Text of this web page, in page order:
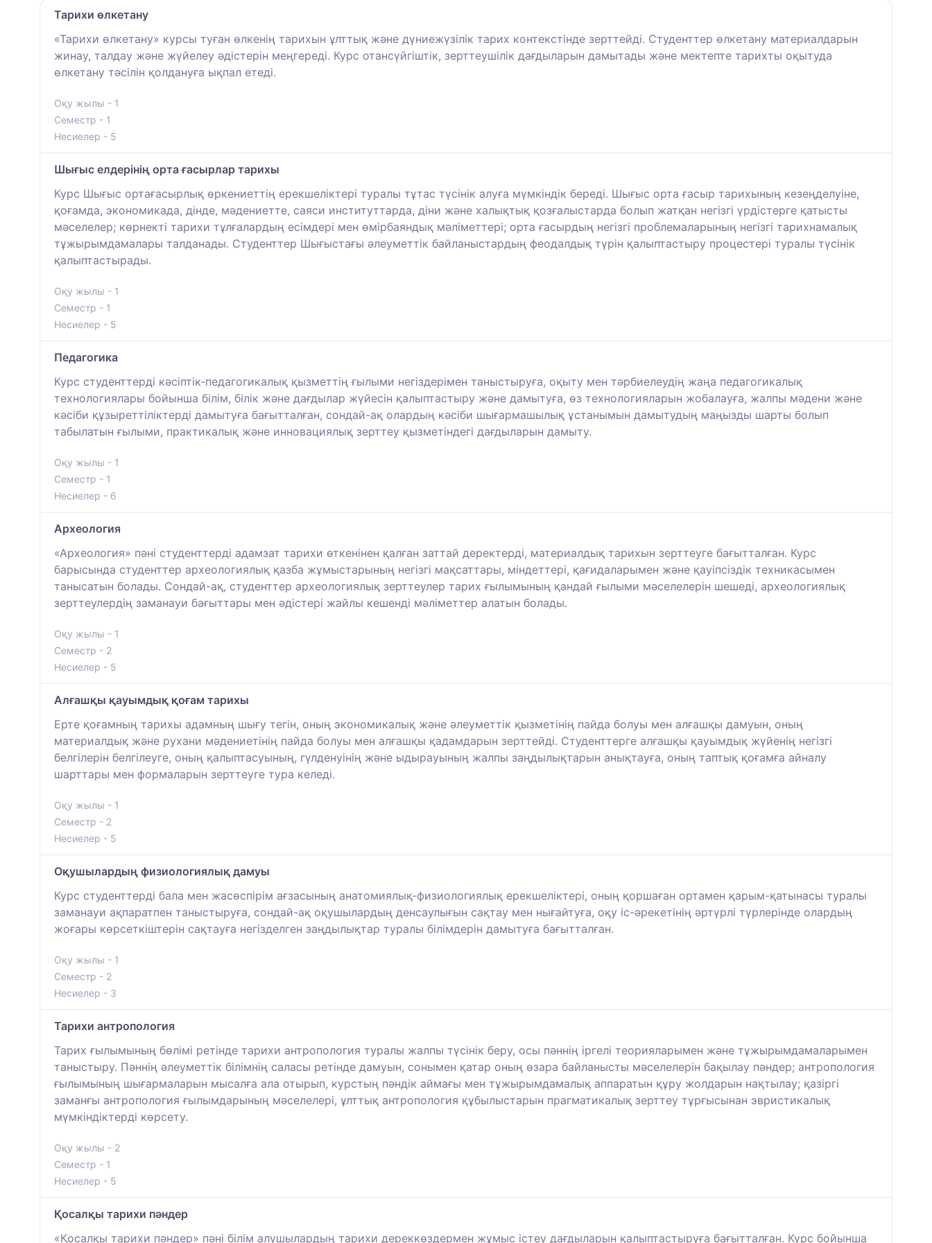
Тарихи өлкетану
«Тарихи өлкетану» курсы туған өлкенің тарихын ұлттық және дүниежүзілік тарих контекстінде зерттейді. Студенттер өлкетану материалдарын
жинау, талдау және жүйелеу әдістерін меңгереді. Курс отансүйгіштік, зерттеушілік дағдыларын дамытады және мектепте тарихты оқытуда
өлкетану тәсілін қолдануға ықпал етеді.
Оқу жылы - 1
Семестр - 1
Несиелер - 5
Шығыс елдерінің орта ғасырлар тарихы
Курс Шығыс ортағасырлық өркениеттің ерекшеліктері туралы тұтас түсінік алуға мүмкіндік береді. Шығыс орта ғасыр тарихының кезеңделуіне,
қоғамда, экономикада, дінде, мәдениетте, саяси институттарда, діни және халықтық қозғалыстарда болып жатқан негізгі үрдістерге қатысты
мәселелер; көрнекті тарихи тұлғалардың есімдері мен өмірбаяндық мәліметтері; орта ғасырдың негізгі проблемаларының негізгі тарихнамалық
тұжырымдамалары талданады. Студенттер Шығыстағы әлеуметтік байланыстардың феодалдық түрін қалыптастыру процестері туралы түсінік
қалыптастырады.
Оқу жылы - 1
Семестр - 1
Несиелер - 5
Педагогика
Курс студенттерді кәсіптік-педагогикалық қызметтің ғылыми негіздерімен таныстыруға, оқыту мен тәрбиелеудің жаңа педагогикалық
технологиялары бойынша білім, білік және дағдылар жүйесін қалыптастыру және дамытуға, өз технологияларын жобалауға, жалпы мәдени және
кәсіби құзыреттіліктерді дамытуға бағытталған, сондай-ақ олардың кәсіби шығармашылық ұстанымын дамытудың маңызды шарты болып
табылатын ғылыми, практикалық және инновациялық зерттеу қызметіндегі дағдыларын дамыту.
Оқу жылы - 1
Семестр - 1
Несиелер - 6
Археология
«Археология» пәні студенттерді адамзат тарихи өткенінен қалған заттай деректерді, материалдық тарихын зерттеуге бағытталған. Курс
барысында студенттер археологиялық қазба жұмыстарының негізгі мақсаттары, міндеттері, қағидаларымен және қауіпсіздік техникасымен
танысатын болады. Сондай-ақ, студенттер археологиялық зерттеулер тарих ғылымының қандай ғылыми мәселелерін шешеді, археологиялық
зерттеулердің заманауи бағыттары мен әдістері жайлы кешенді мәліметтер алатын болады.
Оқу жылы - 1
Семестр - 2
Несиелер - 5
Алғашқы қауымдық қоғам тарихы
Ерте қоғамның тарихы адамның шығу тегін, оның экономикалық және әлеуметтік қызметінің пайда болуы мен алғашқы дамуын, оның
материалдық және рухани мәдениетінің пайда болуы мен алғашқы қадамдарын зерттейді. Студенттерге алғашқы қауымдық жүйенің негізгі
белгілерін белгілеуге, оның қалыптасуының, гүлденуінің және ыдырауының жалпы заңдылықтарын анықтауға, оның таптық қоғамға айналу
шарттары мен формаларын зерттеуге тура келеді.
Оқу жылы - 1
Семестр - 2
Несиелер - 5
Оқушылардың физиологиялық дамуы
Курс студенттерді бала мен жасөспірім ағзасының анатомиялық-физиологиялық ерекшеліктері, оның қоршаған ортамен қарым-қатынасы туралы
заманауи ақпаратпен таныстыруға, сондай-ақ оқушылардың денсаулығын сақтау мен нығайтуға, оқу іс-әрекетінің әртүрлі түрлерінде олардың
жоғары көрсеткіштерін сақтауға негізделген заңдылықтар туралы білімдерін дамытуға бағытталған.
Оқу жылы - 1
Семестр - 2
Несиелер - 3
Тарихи антропология
Тарих ғылымының бөлімі ретінде тарихи антропология туралы жалпы түсінік беру, осы пәннің іргелі теорияларымен және тұжырымдамаларымен
таныстыру. Пәннің әлеуметтік білімнің саласы ретінде дамуын, сонымен қатар оның өзара байланысты мәселелерін бақылау пәндер; антропология
ғылымының шығармаларын мысалға ала отырып, курстың пәндік аймағы мен тұжырымдамалық аппаратын құру жолдарын нақтылау; қазіргі
заманғы антропология ғылымдарының мәселелері, ұлттық антропология құбылыстарын прагматикалық зерттеу тұрғысынан эвристикалық
мүмкіндіктерді көрсету.
Оқу жылы - 2
Семестр - 1
Несиелер - 5
Қосалқы тарихи пәндер
«Қосалқы тарихи пәндер» пәні білім алушылардың тарихи дереккөздермен жұмыс істеу дағдыларын қалыптастыруға бағытталған. Курс бойынша